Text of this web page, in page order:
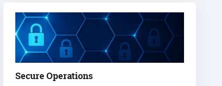
Secure Operations